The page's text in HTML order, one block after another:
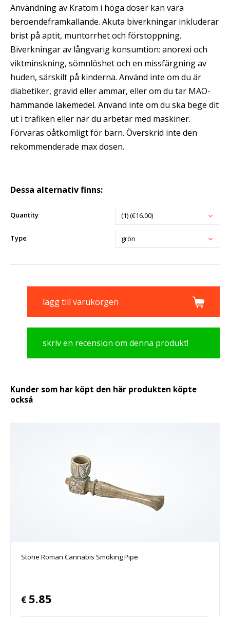
Användning av Kratom i höga doser kan vara
beroendeframkallande. Akuta biverkningar inkluderar
brist på aptit, muntorrhet och förstoppning.
Biverkningar av långvarig konsumtion: anorexi och
viktminskning, sömnlöshet och en missfärgning av
huden, särskilt på kinderna. Använd inte om du är
diabetiker, gravid eller ammar, eller om du tar MAO-
hämmande läkemedel. Använd inte om du ska bege dit
ut i trafiken eller när du arbetar med maskiner.
Förvaras oåtkomligt för barn. Överskrid inte den
rekommenderade max dosen.
Dessa alternativ finns:
Quantity (1) (€16.00)
Type grön
lägg till varukorgen
skriv en recension om denna produkt!
Kunder som har köpt den här produkten köpte
också
Stone Roman Cannabis Smoking Pipe
€ 5.85